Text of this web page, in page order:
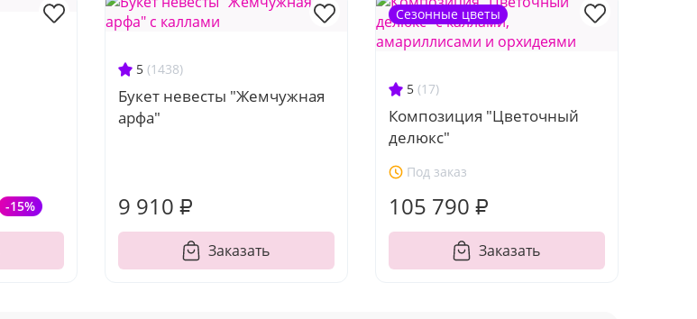
-15%
5 (1438)
Букет невесты "Жемчужная
арфа"
9 910 ₽
Заказать
5 (17)
Композиция "Цветочный
делюкс"
Под заказ
105 790 ₽
Заказать
Сезонные цветы